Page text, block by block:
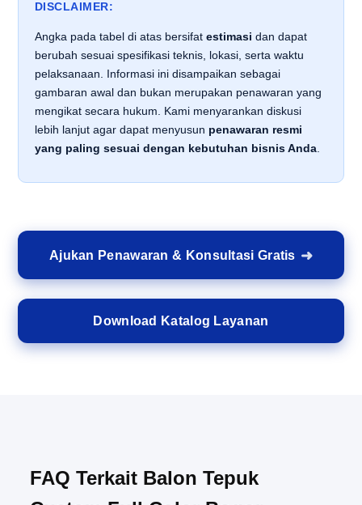
DISCLAIMER:
Angka pada tabel di atas bersifat estimasi dan dapat
berubah sesuai spesifikasi teknis, lokasi, serta waktu
pelaksanaan. Informasi ini disampaikan sebagai
gambaran awal dan bukan merupakan penawaran yang
mengikat secara hukum. Kami menyarankan diskusi
lebih lanjut agar dapat menyusun penawaran resmi
yang paling sesuai dengan kebutuhan bisnis Anda.
Ajukan Penawaran & Konsultasi Gratis
Download Katalog Layanan
FAQ Terkait Balon Tepuk